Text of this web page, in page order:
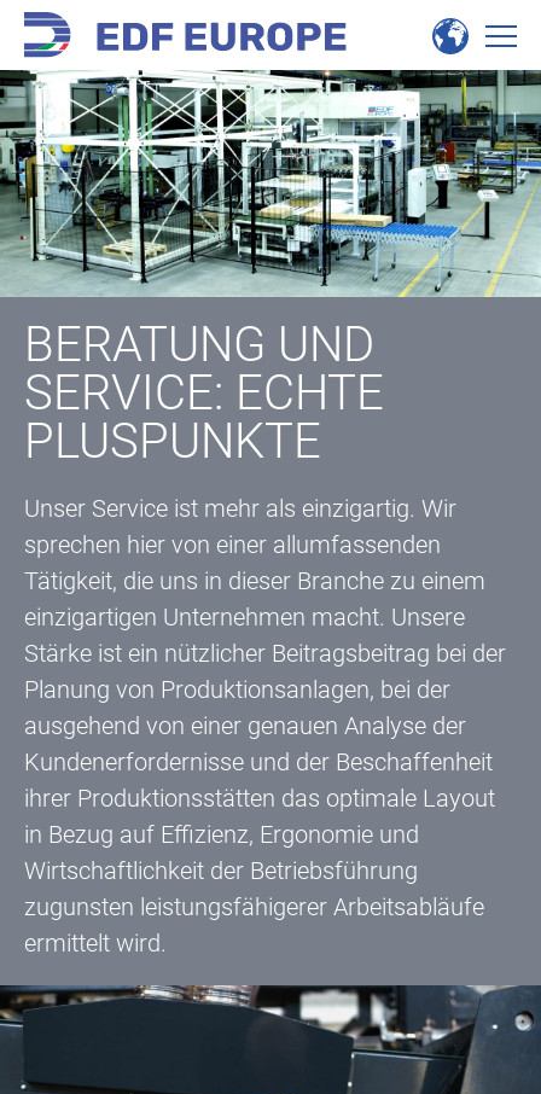
BERATUNG UND
SERVICE: ECHTE
PLUSPUNKTE
Unser Service ist mehr als einzigartig. Wir
sprechen hier von einer allumfassenden
Tätigkeit, die uns in dieser Branche zu einem
einzigartigen Unternehmen macht. Unsere
Stärke ist ein nützlicher Beitragsbeitrag bei der
Planung von Produktionsanlagen, bei der
ausgehend von einer genauen Analyse der
Kundenerfordernisse und der Beschaffenheit
ihrer Produktionsstätten das optimale Layout
in Bezug auf Effizienz, Ergonomie und
Wirtschaftlichkeit der Betriebsführung
zugunsten leistungsfähigerer Arbeitsabläufe
ermittelt wird.